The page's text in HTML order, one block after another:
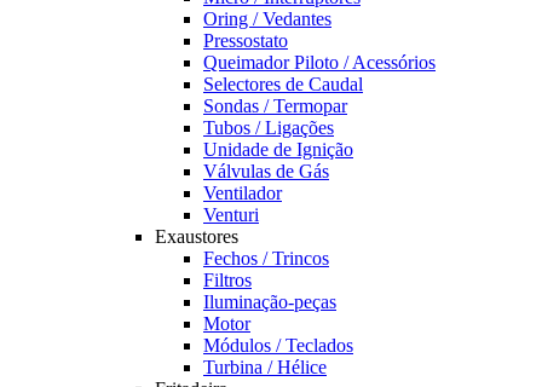
Oring / Vedantes
Pressostato
Queimador Piloto / Acessórios
Selectores de Caudal
Sondas / Termopar
Tubos / Ligações
Unidade de Ignição
Válvulas de Gás
Ventilador
Venturi
Exaustores
Fechos / Trincos
Filtros
Iluminação-peças
Motor
Módulos / Teclados
Turbina / Hélice